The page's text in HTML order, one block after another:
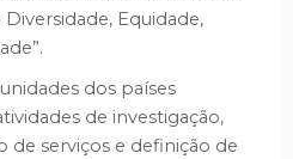
Diversidade, Equidade,
dos países
de investigação,
de serviços e definição de